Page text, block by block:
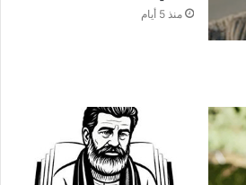
منذ 5 أيام